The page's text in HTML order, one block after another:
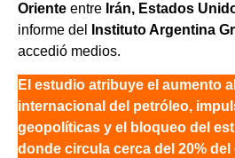
Oriente entre Irán, Estados
informe del
Instituto Argentina
accedió medios.
El estudio atribuye el aumento
internacional del petróleo,
geopolíticas y el bloqueo del
donde circula cerca del 20%